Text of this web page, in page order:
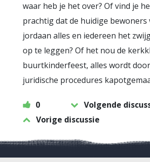
waar heb je het over? Of vind je
prachtig dat de huidige bewoners
jordaan alles en iedereen het
op te leggen? Of het nou de
buurtkinderfeest, alles wordt
juridische procedures
0
Volgende
Vorige discussie